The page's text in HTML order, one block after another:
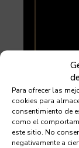
Para ofrecer las
cookies para
consentimiento de
como el
este sitio. No
negativamente a